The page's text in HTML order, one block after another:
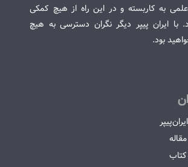
به کاربسته و در این راه از هیچ کمکی
با ایران پیپر دیگر نگران دسترسی به هیچ
بود.
کتاب